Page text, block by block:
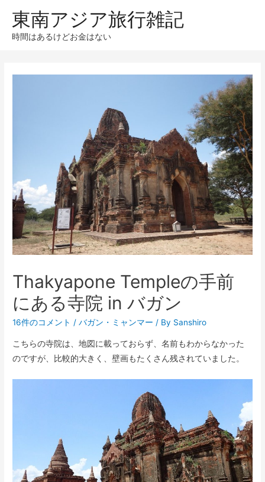
東南アジア旅行雑記
時間はあるけどお金はない
Thakyapone Templeの手前
にある寺院 in バガン
16件のコメント /バガン ・ ミャンマー / By Sanshiro
こちらの寺院は、地図に載っておらず、名前もわからなかった
のですが、比較的大きく、壁画もたくさん残されていました。